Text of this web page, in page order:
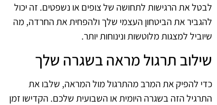
לבטל את הרגישות לתחושה של צופים או נשפטים. זה יכול
להגביר את הביטחון העצמי שלך ולהפחית את החרדה, מה
שיוביל למצגות מלוטשות ונינוחות יותר.
שילוב תרגול מראה בשגרה שלך
כדי להפיק את המרב מהתרגול מול המראה, שלבו את
התרגיל הזה בשגרה היומית או השבועית שלכם. הקדישו זמן